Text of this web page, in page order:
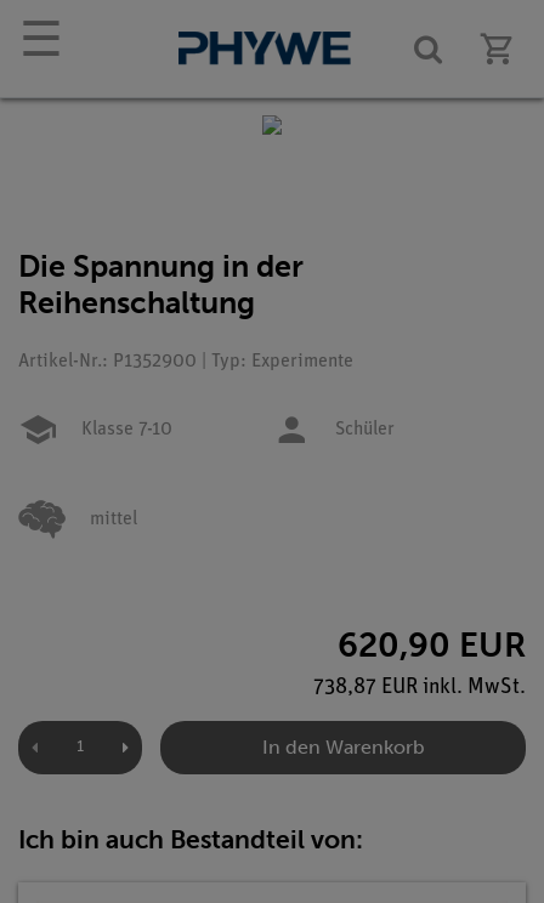
☰
Die Spannung in der
Reihenschaltung
Artikel-Nr.: P1352900 | Typ: Experimente
Klasse 7-10 Schüler
mittel
620,90 EUR
738,87 EUR inkl. MwSt.
In den Warenkorb
Ich bin auch Bestandteil von: